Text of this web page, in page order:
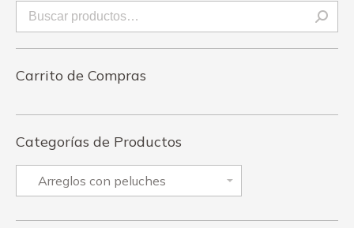
Carrito de Compras
Categorías de Productos